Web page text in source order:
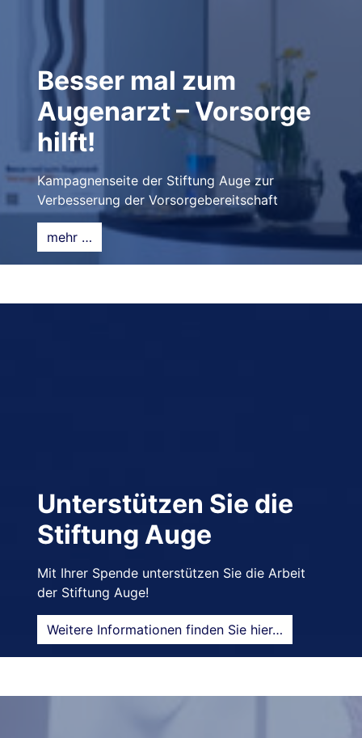
Besser mal zum
Augenarzt – Vorsorge
hilft!
Kampagnenseite der Stiftung Auge zur
Verbesserung der Vorsorgebereitschaft
mehr …
Unterstützen Sie die
Stiftung Auge
Mit Ihrer Spende unterstützen Sie die Arbeit
der Stiftung Auge!
Weitere Informationen finden Sie hier…